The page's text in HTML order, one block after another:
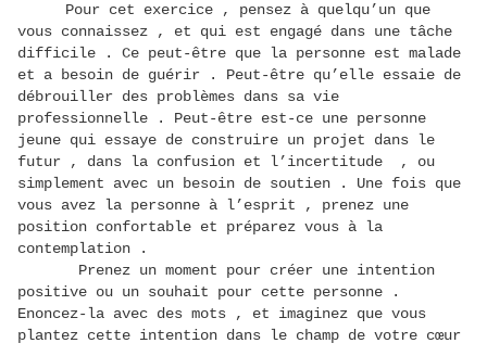
Pour cet exercice , pensez à quelqu’un que
vous connaissez , et qui est engagé dans une tâche
difficile . Ce peut-être que la personne est malade
et a besoin de guérir . Peut-être qu’elle essaie de
débrouiller des problèmes dans sa vie
professionnelle . Peut-être est-ce une personne
jeune qui essaye de construire un projet dans le
futur , dans la confusion et l’incertitude , ou
simplement avec un besoin de soutien . Une fois que
vous avez la personne à l’esprit , prenez une
position confortable et préparez vous à la
contemplation .
Prenez un moment pour créer une intention
positive ou un souhait pour cette personne .
Enoncez-la avec des mots , et imaginez que vous
plantez cette intention dans le champ de votre cœur